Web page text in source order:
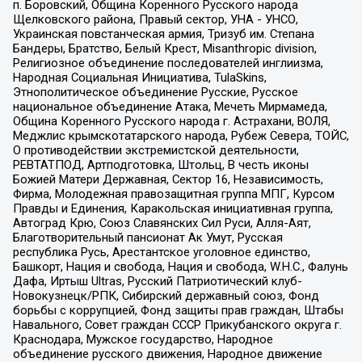
п. Боровский, Община Коренного Русского народа
Щелковского района, Правый сектор, УНА - УНСО,
Украинская повстанческая армия, Тризуб им. Степана
Бандеры, Братство, Белый Крест, Misanthropic division,
Религиозное объединение последователей инглиизма,
Народная Социальная Инициатива, TulaSkins,
Этнополитическое объединение Русские, Русское
национальное объединение Атака, Мечеть Мирмамеда,
Община Коренного Русского народа г. Астрахани, ВОЛЯ,
Меджлис крымскотатарского народа, Рубеж Севера, ТОЙС,
О противодействии экстремистской деятельности,
РЕВТАТПОД, Артподготовка, Штольц, В честь иконы
Божией Матери Державная, Сектор 16, Независимость,
Фирма, Молодежная правозащитная группа МПГ, Курсом
Правды и Единения, Каракольская инициативная группа,
Автоград Крю, Союз Славянских Сил Руси, Алля-Аят,
Благотворительный пансионат Ак Умут, Русская
республика Русь, Арестантское уголовное единство,
Башкорт, Нация и свобода, Нация и свобода, W.H.С., Фалунь
Дафа, Иртыш Ultras, Русский Патриотический клуб-
Новокузнецк/РПК, Сибирский державный союз, Фонд
борьбы с коррупцией, Фонд защиты прав граждан, Штабы
Навального, Совет граждан СССР Прикубанского округа г.
Краснодара, Мужское государство, Народное
объединение русского движения, Народное движение